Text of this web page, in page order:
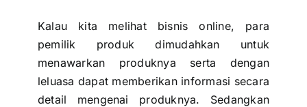
Kalau kita melihat bisnis online, para
pemilik produk dimudahkan untuk
menawarkan produknya serta dengan
leluasa dapat memberikan informasi secara
detail mengenai produknya. Sedangkan